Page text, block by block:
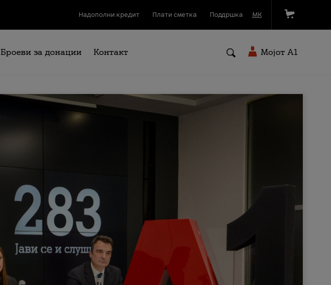
Надополни кредит Плати сметка Поддршка МК
Броеви за донации Контакт Мојот A1